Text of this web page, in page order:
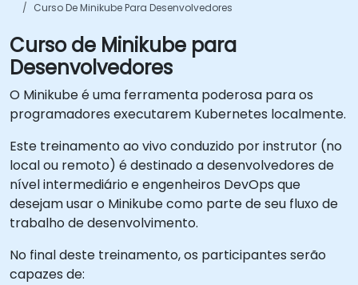
Curso De Minikube Para Desenvolvedores
Curso de Minikube para
Desenvolvedores
O Minikube é uma ferramenta poderosa para os
programadores executarem Kubernetes localmente.
Este treinamento ao vivo conduzido por instrutor (no
local ou remoto) é destinado a desenvolvedores de
nível intermediário e engenheiros DevOps que
desejam usar o Minikube como parte de seu fluxo de
trabalho de desenvolvimento.
No final deste treinamento, os participantes serão
capazes de: